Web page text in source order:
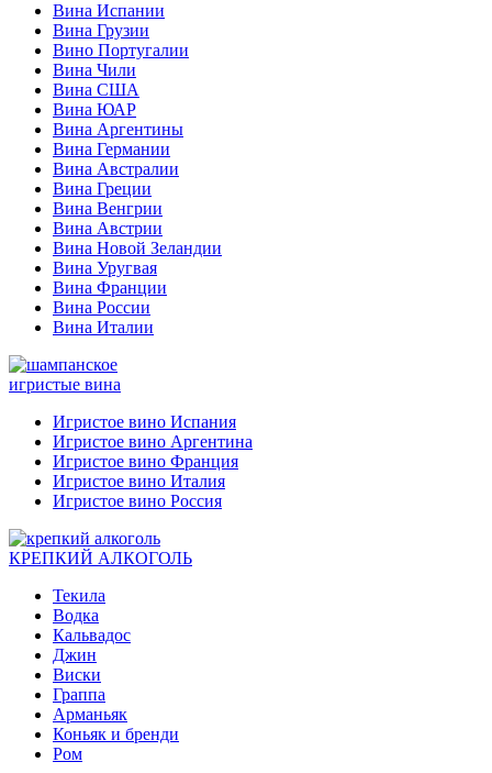
Вина Испании
Вина Грузии
Вино Португалии
Вина Чили
Вина США
Вина ЮАР
Вина Аргентины
Вина Германии
Вина Австралии
Вина Греции
Вина Венгрии
Вина Австрии
Вина Новой Зеландии
Вина Уругвая
Вина Франции
Вина России
Вина Италии
игристые вина
Игристое вино Испания
Игристое вино Аргентина
Игристое вино Франция
Игристое вино Италия
Игристое вино Россия
КРЕПКИЙ АЛКОГОЛЬ
Текила
Водка
Кальвадос
Джин
Виски
Граппа
Арманьяк
Коньяк и бренди
Ром